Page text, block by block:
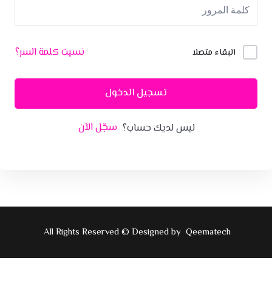
البقاء متصلا نسيت كلمة السر؟
تسجيل الدخول
ليس لديك حساب؟ سجّل الآن
All Rights Reserved © Designed by Qeematech